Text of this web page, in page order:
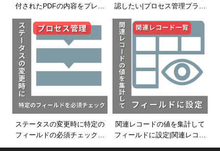
付されたPDFの内容をプレビ
ューで確認したい|添付ファイ
ルプレビュープラグイ
ン|kintoneプラグイン
認したい|プロセス管理プラグ
イン|kintoneプラグイン
ステータスの変更時に特定の
フィールドの必須チェックを
したい|プロセス管理プラグイ
関連レコードの値を集計して
フィールドに設定|関連レコー
ド一覧プラグイン|kintoneプラ